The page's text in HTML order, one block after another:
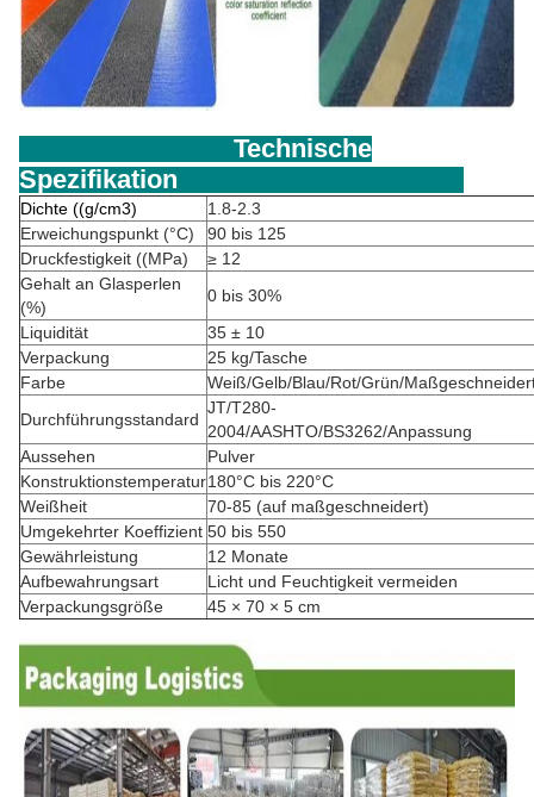
Technische
Spezifikation
Dichte ((g/cm3)
1.8-2.3
Erweichungspunkt (°C)
90 bis 125
Druckfestigkeit ((MPa)
≥ 12
Gehalt an Glasperlen
(%)
0 bis 30%
Liquidität
35 ± 10
Verpackung
25 kg/Tasche
Farbe
Weiß/Gelb/Blau/Rot/Grün/
Durchführungsstandard
JT/T280-
2004/AASHTO/BS3262/Anpassung
Aussehen
Pulver
Konstruktionstemperatur180°C bis 220°C
Weißheit
70-85 (auf maßgeschneidert)
Umgekehrter Koeffizient 50 bis 550
Gewährleistung
12 Monate
Aufbewahrungsart
Licht und Feuchtigkeit vermeiden
Verpackungsgröße
45 × 70 × 5 cm